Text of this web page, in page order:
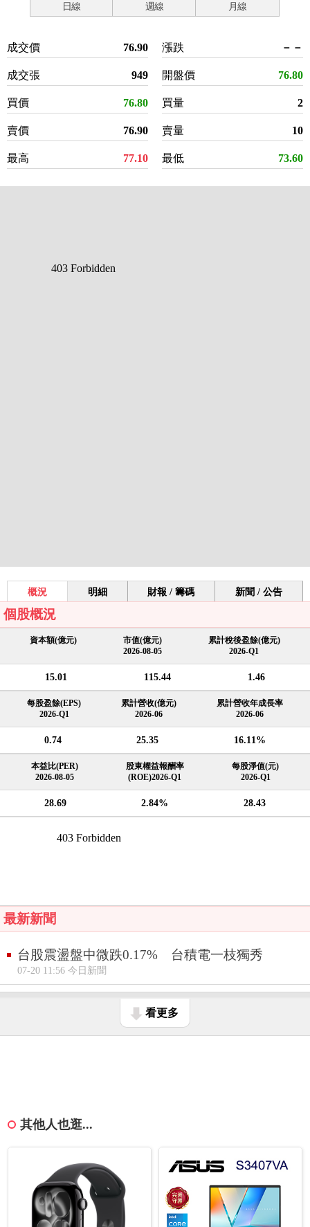
日線 週線 月線
成交價 76.90
成交張 949
買價 76.80
賣價 76.90
最高 77.10
漲跌 －－
開盤價 76.80
買量 2
賣量 10
最低 73.60
概況 明細 財報 / 籌碼 新聞 / 公告
個股概況
資本額(億元)
市值(億元)
2026-08-05
累計稅後盈餘(億元)
2026-Q1
15.01 115.44 1.46
每股盈餘(EPS)
2026-Q1
累計營收(億元)
2026-06
累計營收年成長率
2026-06
0.74 25.35 16.11%
本益比(PER)
2026-08-05
股東權益報酬率
(ROE)2026-Q1
每股淨值(元)
2026-Q1
28.69 2.84% 28.43
最新新聞
台股震盪盤中微跌0.17% 台積電一枝獨秀
07-20 11:56 今日新聞
看更多
其他人也逛...